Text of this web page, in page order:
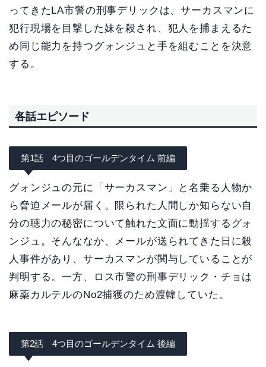
ってきたLA市警の刑事デリックは、サーカスマンに
犯行現場を目撃した妹を殺され、犯人を捕まえるた
め同じ能力を持つグォンジュと手を組むことを決意
する。
各話エピソード
第1話 4つ目のゴールデンタイム 前編
グォンジュの元に「サーカスマン」と名乗る人物か
ら脅迫メールが届く。限られた人間しか知らない自
分の聴力の秘密について触れた文面に動揺するグォ
ンジュ。そんななか、メールが送られてきた日に殺
人事件があり、サーカスマンが関与していることが
判明する。一方、ロス市警の刑事デリック・チョは
麻薬カルテルのNo2捕獲のため渡韓していた。
第2話 4つ目のゴールデンタイム 後編